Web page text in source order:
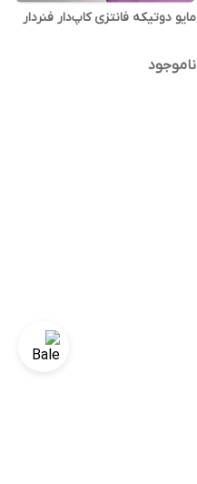
مایو دوتیکه فانتزی کاپ‌دار فنردار
ناموجود